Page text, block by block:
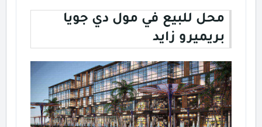
محل للبيع في مول دي جويا
بريميرو زايد